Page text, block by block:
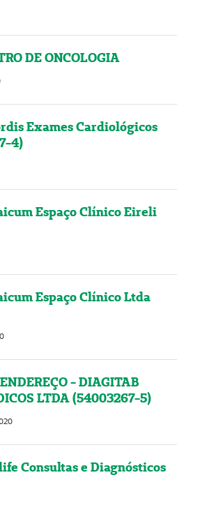
DE ONCOLOGIA
Exames Cardiológicos
4)
Espaço Clínico Eireli
Espaço Clínico Ltda
- DIAGITAB
LTDA (54003267-5)
Consultas e Diagnósticos